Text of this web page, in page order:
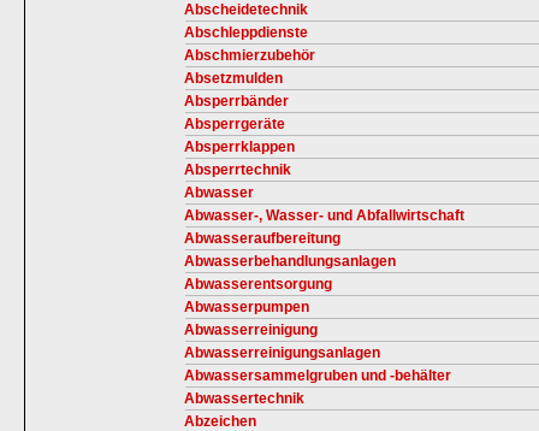
Abscheidetechnik
Abschleppdienste
Abschmierzubehör
Absetzmulden
Absperrbänder
Absperrgeräte
Absperrklappen
Absperrtechnik
Abwasser
Abwasser-, Wasser- und Abfallwirtschaft
Abwasseraufbereitung
Abwasserbehandlungsanlagen
Abwasserentsorgung
Abwasserpumpen
Abwasserreinigung
Abwasserreinigungsanlagen
Abwassersammelgruben und -behälter
Abwassertechnik
Abzeichen